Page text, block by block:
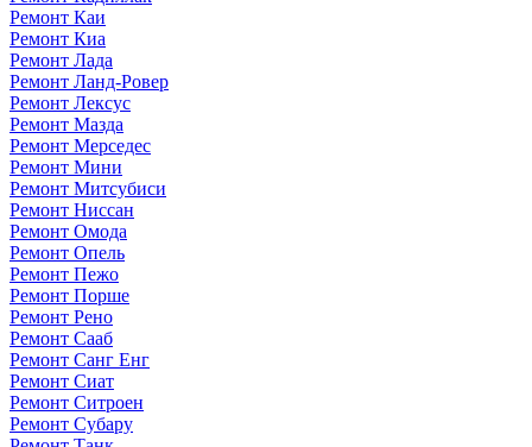
Ремонт Каи
Ремонт Киа
Ремонт Лада
Ремонт Ланд-Ровер
Ремонт Лексус
Ремонт Мазда
Ремонт Мерседес
Ремонт Мини
Ремонт Митсубиси
Ремонт Ниссан
Ремонт Омода
Ремонт Опель
Ремонт Пежо
Ремонт Порше
Ремонт Рено
Ремонт Сааб
Ремонт Санг Енг
Ремонт Сиат
Ремонт Ситроен
Ремонт Субару